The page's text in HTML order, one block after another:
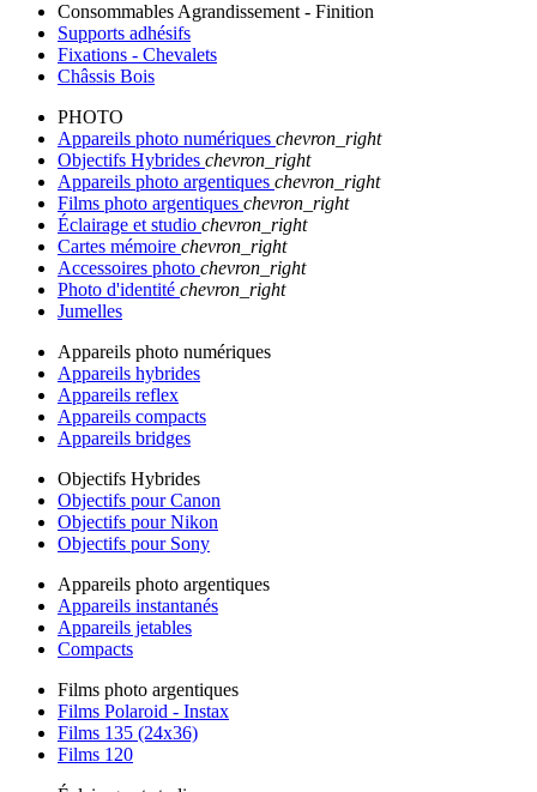
Consommables Agrandissement - Finition
Supports adhésifs
Fixations - Chevalets
Châssis Bois
PHOTO
Appareils photo numériques chevron_right
Objectifs Hybrides chevron_right
Appareils photo argentiques chevron_right
Films photo argentiques chevron_right
Éclairage et studio chevron_right
Cartes mémoire chevron_right
Accessoires photo chevron_right
Photo d'identité chevron_right
Jumelles
Appareils photo numériques
Appareils hybrides
Appareils reflex
Appareils compacts
Appareils bridges
Objectifs Hybrides
Objectifs pour Canon
Objectifs pour Nikon
Objectifs pour Sony
Appareils photo argentiques
Appareils instantanés
Appareils jetables
Compacts
Films photo argentiques
Films Polaroid - Instax
Films 135 (24x36)
Films 120